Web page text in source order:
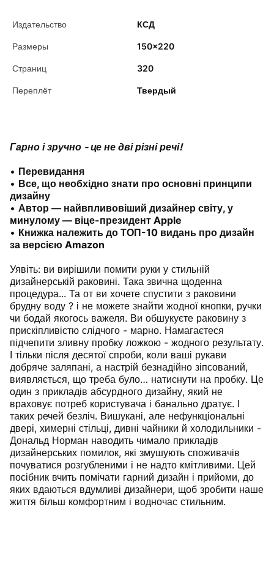
Издательство КСД
Размеры 150x220
Страниц 320
Переплёт Твердый
Гарно і зручно - це не дві різні речі!
• Перевидання
• Все, що необхідно знати про основні принципи
дизайну
• Автор — найвпливовіший дизайнер світу, у
минулому — віце-президент Apple
• Книжка належить до ТОП-10 видань про дизайн
за версією Amazon
Уявіть: ви вирішили помити руки у стильній
дизайнерській раковині. Така звична щоденна
процедура... Та от ви хочете спустити з раковини
брудну воду ? і не можете знайти жодної кнопки, ручки
чи бодай якогось важеля. Ви обшукуєте раковину з
прискіпливістю слідчого - марно. Намагаєтеся
підчепити зливну пробку ложкою - жодного результату.
І тільки після десятої спроби, коли ваші рукави
добряче заляпані, а настрій безнадійно зіпсований,
виявляється, що треба було… натиснути на пробку. Це
один з прикладів абсурдного дизайну, який не
враховує потреб користувача і банально дратує. І
таких речей безліч. Вишукані, але нефункціональні
двері, химерні стільці, дивні чайники й холодильники -
Дональд Норман наводить чимало прикладів
дизайнерських помилок, які змушують споживачів
почуватися розгубленими і не надто кмітливими. Цей
посібник вчить помічати гарний дизайн і прийоми, до
яких вдаються вдумливі дизайнери, щоб зробити наше
життя більш комфортним і водночас стильним.